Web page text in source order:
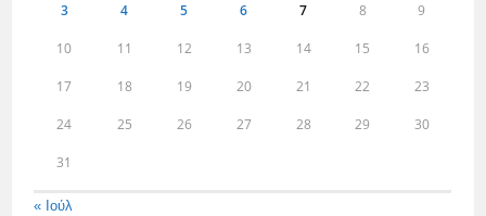
3 4 5 6 7 8 9
10 11 12 13 14 15 16
17 18 19 20 21 22 23
24 25 26 27 28 29 30
31
« Ιούλ